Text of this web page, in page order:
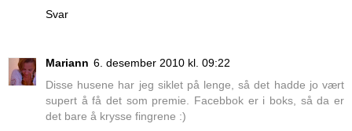
Svar
Mariann 6. desember 2010 kl. 09:22
Disse husene har jeg siklet på lenge, så det hadde jo vært
supert å få det som premie. Facebbok er i boks, så da er
det bare å krysse fingrene :)